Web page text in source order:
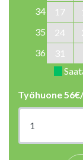
34
17
35
24
36
31
Työhuone